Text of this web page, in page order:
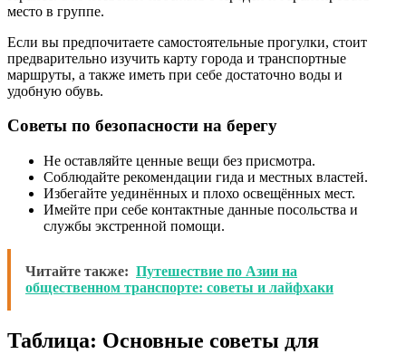
место в группе.
Если вы предпочитаете самостоятельные прогулки, стоит
предварительно изучить карту города и транспортные
маршруты, а также иметь при себе достаточно воды и
удобную обувь.
Советы по безопасности на берегу
Не оставляйте ценные вещи без присмотра.
Соблюдайте рекомендации гида и местных властей.
Избегайте уединённых и плохо освещённых мест.
Имейте при себе контактные данные посольства и
службы экстренной помощи.
Читайте также: Путешествие по Азии на
общественном транспорте: советы и лайфхаки
Таблица: Основные советы для